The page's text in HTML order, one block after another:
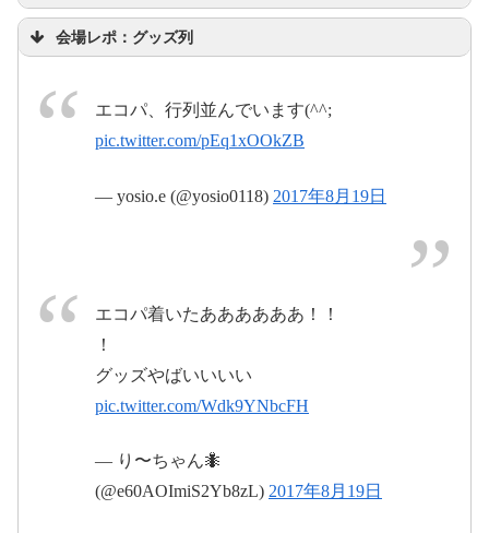
2017年8月19日
2017年8月20日
pic.twitter.com/y1HHIJbG99
2017年8月20日
pic.twitter.com/5IXcZuRQIY
19日
会場レポ：グッズ列
エコパ、行列並んでいます(^^;
pic.twitter.com/pEq1xOOkZB
— yosio.e (@yosio0118) 2017年8月19日
エコパ着いたああああああ！！
！
グッズやばいいいい
pic.twitter.com/Wdk9YNbcFH
— り〜ちゃん🐜
(@e60AOImiS2Yb8zL) 2017年8月19日